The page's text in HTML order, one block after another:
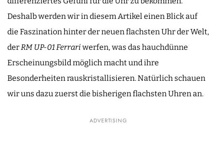
Deshalb werden wir in diesem Artikel einen Blick auf
die Faszination hinter der neuen flachsten Uhr der Welt,
derRM UP-01Ferrariwerfen, was das hauchdünne
Erscheinungsbild möglich macht und ihre
Besonderheiten rauskristallisieren. Natürlich schauen
wir uns dazu zuerst die bisherigen flachsten Uhren an.
ADVERTISING